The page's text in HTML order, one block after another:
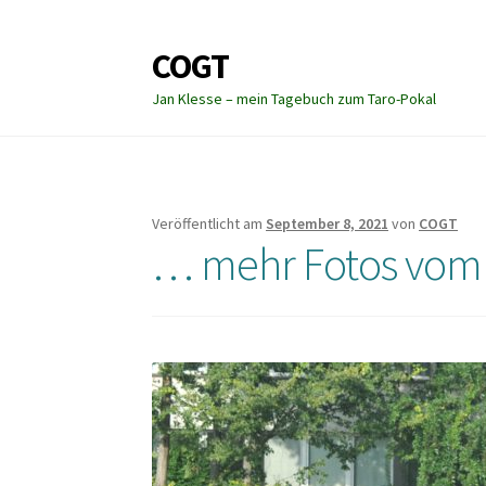
Zur
Navigation
springen
Zum
Inhalt
springen
COGT
Jan Klesse – mein Tagebuch zum Taro-Pokal
Veröffentlicht am September 8, 2021 von COGT
… mehr Fotos vom